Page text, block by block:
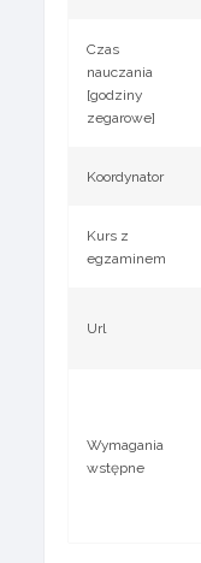
Czas
nauczania
[godziny
zegarowe]
Koordynator
Kurs z
egzaminem
Url
Wymagania
wstępne